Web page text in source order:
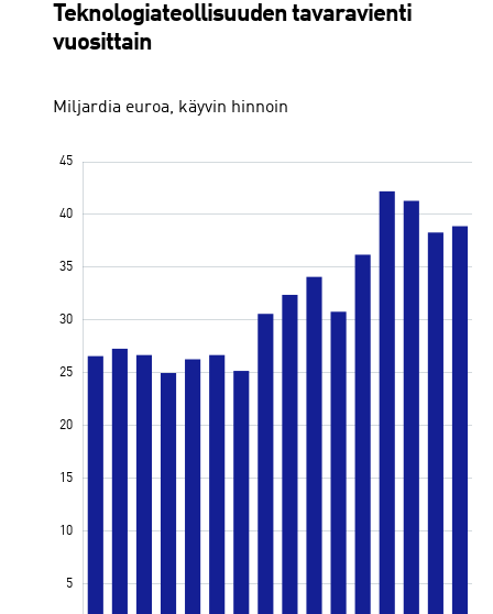
Teknologiateollisuuden tavaravienti
vuosittain
Miljardia euroa, käyvin hinnoin